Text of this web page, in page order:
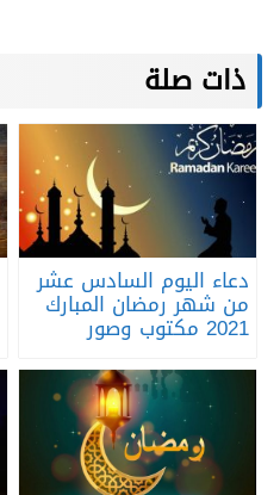
ذات صلة
دعاء اليوم السادس عشر
من شهر رمضان المبارك
2021 مكتوب وصور